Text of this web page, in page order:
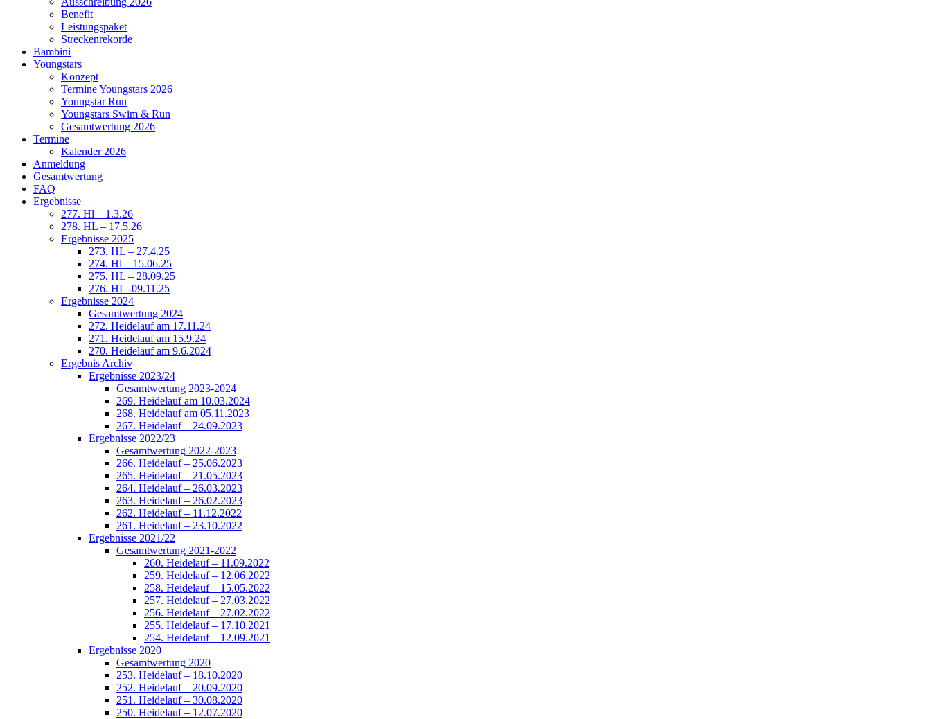
Benefit
Leistungspaket
Streckenrekorde
Bambini
Youngstars
Konzept
Termine Youngstars 2026
Youngstar Run
Youngstars Swim & Run
Gesamtwertung 2026
Termine
Kalender 2026
Anmeldung
Gesamtwertung
FAQ
Ergebnisse
277. Hl – 1.3.26
278. HL – 17.5.26
Ergebnisse 2025
273. HL – 27.4.25
274. Hl – 15.06.25
275. HL – 28.09.25
276. HL -09.11.25
Ergebnisse 2024
Gesamtwertung 2024
272. Heidelauf am 17.11.24
271. Heidelauf am 15.9.24
270. Heidelauf am 9.6.2024
Ergebnis Archiv
Ergebnisse 2023/24
Gesamtwertung 2023-2024
269. Heidelauf am 10.03.2024
268. Heidelauf am 05.11.2023
267. Heidelauf – 24.09.2023
Ergebnisse 2022/23
Gesamtwertung 2022-2023
266. Heidelauf – 25.06.2023
265. Heidelauf – 21.05.2023
264. Heidelauf – 26.03.2023
263. Heidelauf – 26.02.2023
262. Heidelauf – 11.12.2022
261. Heidelauf – 23.10.2022
Ergebnisse 2021/22
Gesamtwertung 2021-2022
260. Heidelauf – 11.09.2022
259. Heidelauf – 12.06.2022
258. Heidelauf – 15.05.2022
257. Heidelauf – 27.03.2022
256. Heidelauf – 27.02.2022
255. Heidelauf – 17.10.2021
254. Heidelauf – 12.09.2021
Ergebnisse 2020
Gesamtwertung 2020
253. Heidelauf – 18.10.2020
252. Heidelauf – 20.09.2020
251. Heidelauf – 30.08.2020
250. Heidelauf – 12.07.2020